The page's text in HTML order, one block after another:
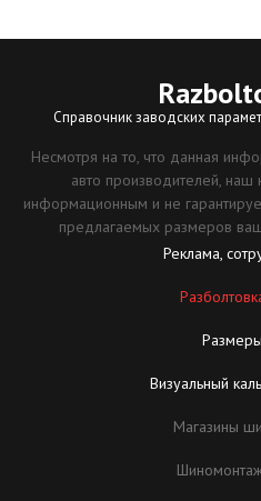
Справочник заводских
Несмотря на то, что данная
авто производителей, наш
информационным и не
предлагаемых размеров
Реклама,
Визуальный
Магазины